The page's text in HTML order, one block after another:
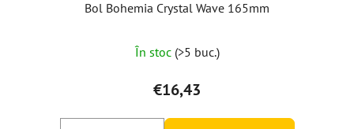
Bol Bohemia Crystal Wave 165mm
În stoc (>5 buc.)
€16,43